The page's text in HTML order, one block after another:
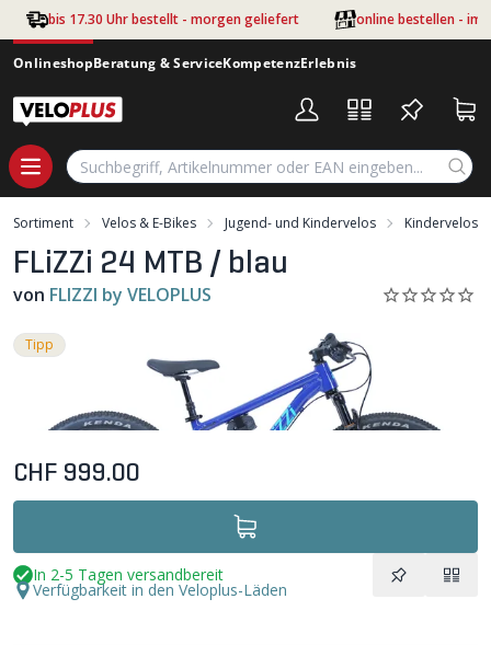
Zum Hauptinhalt springen
bis 17.30 Uhr bestellt - morgen geliefert online bestellen - im
OnlineshopBeratung & ServiceKompetenzErlebnis
Sortiment Velos & E-Bikes Jugend- und Kindervelos Kindervelos
FLiZZi 24 MTB / blau
von FLIZZI by VELOPLUS
Tipp
CHF 999.00
In 2-5 Tagen versandbereit
Verfügbarkeit in den Veloplus-Läden